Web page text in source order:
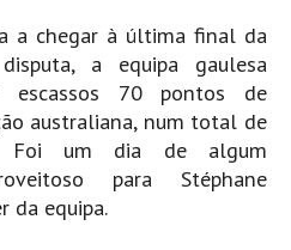
a chegar à última final da
a equipa gaulesa
escassos 70 pontos de
australiana, num total de
Foi um dia de algum
para Stéphane
da equipa.